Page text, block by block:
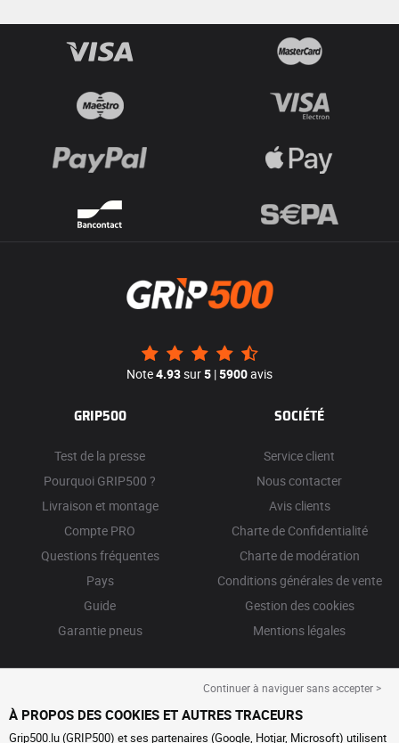
Note4.93sur5 |5900avis
GRIP500
Test de la presse
Pourquoi GRIP500 ?
Livraison et montage
Compte PRO
Questions fréquentes
Pays
Guide
Garantie pneus
SOCIÉTÉ
Service client
Nous contacter
Avis clients
Charte de Confidentialité
Charte de modération
Conditions générales de vente
Gestion des cookies
Mentions légales
Continuer à naviguer sans accepter >
À PROPOS DES COOKIES ET AUTRES TRACEURS
Grip500.lu (GRIP500) et ses partenaires (Google, Hotjar, Microsoft) utilisent